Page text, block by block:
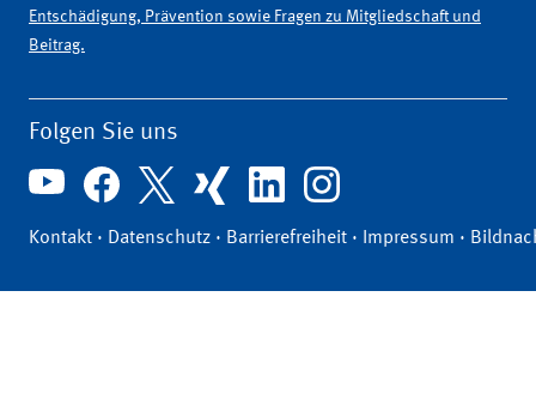
Entschädigung, Prävention sowie Fragen zu Mitgliedschaft und
Beitrag.
Folgen Sie uns
Kontakt · Datenschutz · Barrierefreiheit · Impressum ·